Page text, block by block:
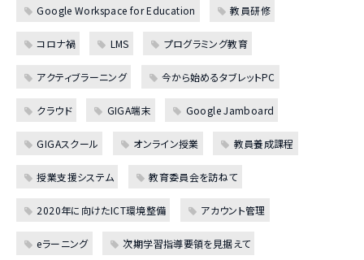
Google Workspace for Education 教員研修
コロナ禍 LMS プログラミング教育
アクティブラーニング 今から始めるタブレットPC
クラウド GIGA端末 Google Jamboard
GIGAスクール オンライン授業 教員養成課程
授業支援システム 教育委員会を訪ねて
2020年に向けたICT環境整備 アカウント管理
eラーニング 次期学習指導要領を見据えて